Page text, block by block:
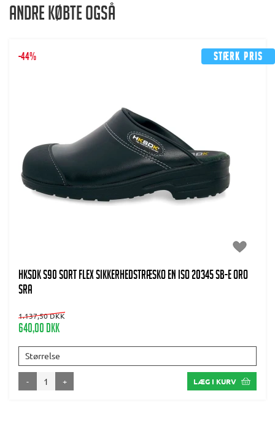
Andre købte også
Stærk pris
-44%
HKSDK S90 Sort flex Sikkerhedstræsko EN ISO 20345 SB-E ORO
SRA
1.137,50 DKK
640,00 DKK
Størrelse
- + LÆG I KURV